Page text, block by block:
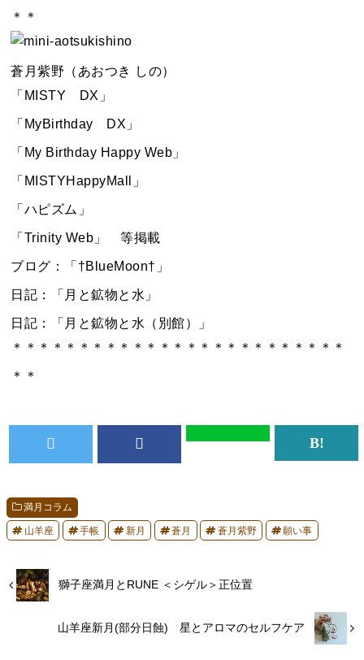
＊＊
蒼月紫野（あおつき しの）
「MISTY DX」
「MyBirthday DX」
「My Birthday Happy Web」
「MISTYHappyMall」
「ハピズム」
「Trinity Web」 等掲載
ブログ：「†BlueMoon†」
日記：「月と鉱物と水」
日記：「月と鉱物と水（別館）」
＊＊＊＊＊＊＊＊＊＊＊＊＊＊＊＊＊＊＊＊＊＊＊＊＊
＊＊
満月コラム
山羊座 手帳 新月 蒼月 蒼月紫野 願い事
獅子座満月とRUNE ＜シゲル＞正位置
山羊座新月(部分日蝕) 星とアロマのセルフケア